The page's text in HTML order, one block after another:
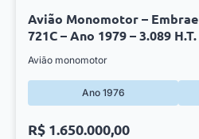
Avião Monomotor –
721C – Ano 1979 – 3.089 H.T.
Avião monomotor
Ano 1976
R$ 1.650.000,00